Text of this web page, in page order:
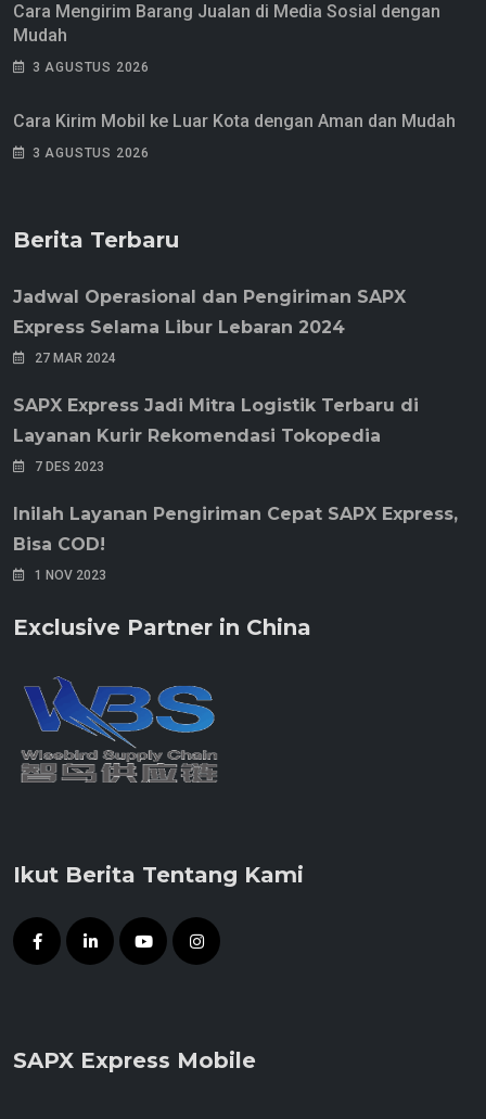
Cara Mengirim Barang Jualan di Media Sosial dengan
Mudah
3 AGUSTUS 2026
Cara Kirim Mobil ke Luar Kota dengan Aman dan Mudah
3 AGUSTUS 2026
Berita Terbaru
Jadwal Operasional dan Pengiriman SAPX
Express Selama Libur Lebaran 2024
27 MAR 2024
SAPX Express Jadi Mitra Logistik Terbaru di
Layanan Kurir Rekomendasi Tokopedia
7 DES 2023
Inilah Layanan Pengiriman Cepat SAPX Express,
Bisa COD!
1 NOV 2023
Exclusive Partner in China
Ikut Berita Tentang Kami
SAPX Express Mobile